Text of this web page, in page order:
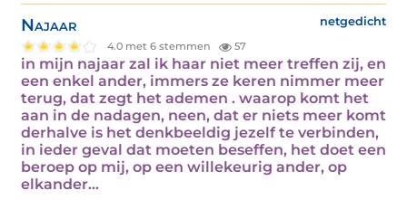
Najaar netgedicht
4.0 met 6 stemmen 57
in mijn najaar zal ik haar niet meer treffen zij, en
een enkel ander, immers ze keren nimmer meer
terug, dat zegt het ademen . waarop komt het
aan in de nadagen, neen, dat er niets meer komt
derhalve is het denkbeeldig jezelf te verbinden,
in ieder geval dat moeten beseffen, het doet een
beroep op mij, op een willekeurig ander, op
elkander…